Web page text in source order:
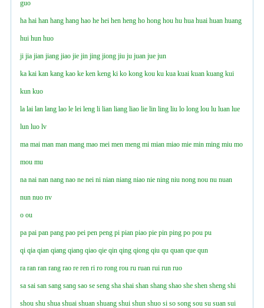
guo
ha hai han hang hanɡ hao he hei hen heng ho hong hou hu hua huai huan huang
hui hun huo
ji jia jian jiang jiao jie jin jing jiong jiu ju juan jue jun
ka kai kan kang kao ke ken keng ki ko kong kou ku kua kuai kuan kuang kui
kun kuo
la lai lan lang lao le lei leng li lian liang liao lie lin ling liu lo long lou lu luan lue
lun luo lv
ma mai man man mang mao mei men meng mi mian miao mie min ming miu mo
mou mu
na nai nan nang nao ne nei ni nian niang niao nie ning niu nong nou nu nuan
nun nuo nv
o ou
pa pai pan pang pao pei pen peng pi pian piao pie pin ping po pou pu
qi qia qian qiang qianɡ qiao qie qin qing qiong qiu qu quan que qun
ra ran ran rang rao re ren ri ro rong rou ru ruan rui run ruo
sa sai san sang sanɡ sao se seng sha shai shan shang shao she shen sheng shi
shou shu shua shuai shuan shuang shui shun shuo si so song sou su suan sui